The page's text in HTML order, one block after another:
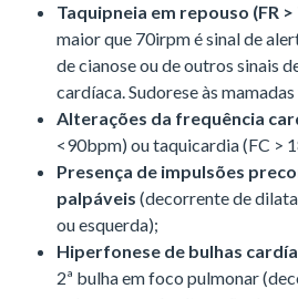
Taquipneia em repouso (FR
maior que 70irpm é sinal de
de cianose ou de outros sinais
cardíaca. Sudorese às
Alterações da frequência
<90bpm) ou taquicardia (FC >
Presença de impulsões
palpáveis (decorrente de
ou esquerda);
Hiperfonese de bulhas
2ª bulha em foco pulmonar